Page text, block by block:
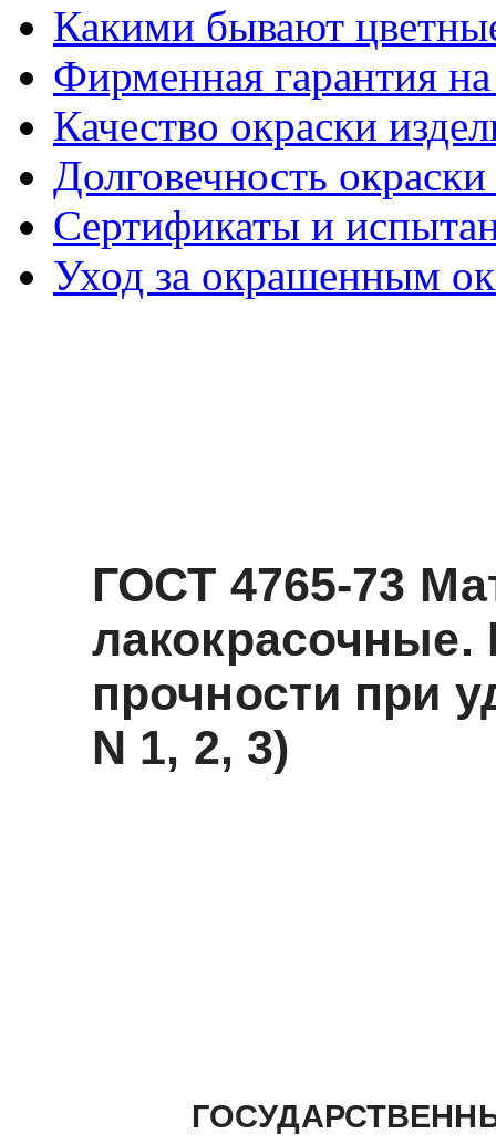
Какими бывают
Фирменная гарантия
Качество окраски
Долговечность
Сертификаты и
Уход за окрашенным
ГОСТ 4765-73
лакокрасочные.
прочности при
N 1, 2, 3)